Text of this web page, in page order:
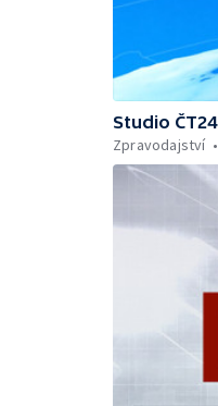
Studio ČT24
Zpravodajství